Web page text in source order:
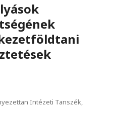
Intézeti Tanszék,